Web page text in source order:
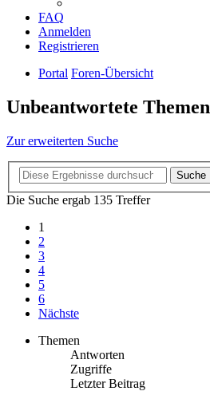
FAQ
Anmelden
Registrieren
Portal Foren-Übersicht
Unbeantwortete Themen
Zur erweiterten Suche
Suche
Die Suche ergab 135 Treffer
1
2
3
4
5
6
Nächste
Themen
Antworten
Zugriffe
Letzter Beitrag